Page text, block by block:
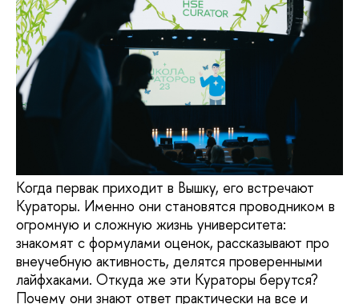
Когда первак приходит в Вышку, его встречают
Кураторы. Именно они становятся проводником в
огромную и сложную жизнь университета:
знакомят с формулами оценок, рассказывают про
внеучебную активность, делятся проверенными
лайфхаками. Откуда же эти Кураторы берутся?
Почему они знают ответ практически на все и